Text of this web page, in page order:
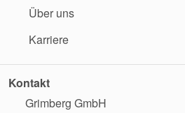
Über uns
Karriere
Kontakt
Grimberg GmbH